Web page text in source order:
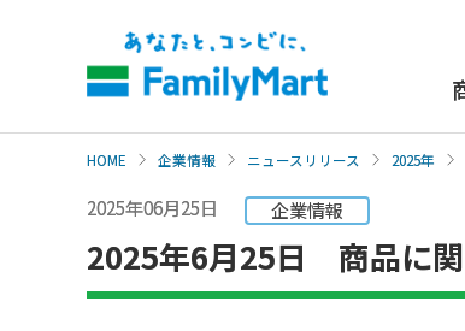
HOME 企業情報 ニュースリリース 2025年
2025年06月25日 企業情報
2025年6月25日 商品に